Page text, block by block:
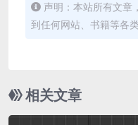
声明：本站所有文章
到任何网站、书籍等各
相关文章